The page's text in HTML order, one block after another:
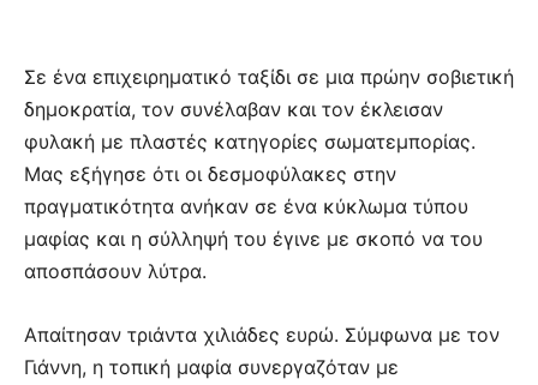
Σε ένα επιχειρηματικό ταξίδι σε μια πρώην σοβιετική
δημοκρατία, τον συνέλαβαν και τον έκλεισαν
φυλακή με πλαστές κατηγορίες σωματεμπορίας.
Μας εξήγησε ότι οι δεσμοφύλακες στην
πραγματικότητα ανήκαν σε ένα κύκλωμα τύπου
μαφίας και η σύλληψή του έγινε με σκοπό να του
αποσπάσουν λύτρα.
Απαίτησαν τριάντα χιλιάδες ευρώ. Σύμφωνα με τον
Γιάννη, η τοπική μαφία συνεργαζόταν με